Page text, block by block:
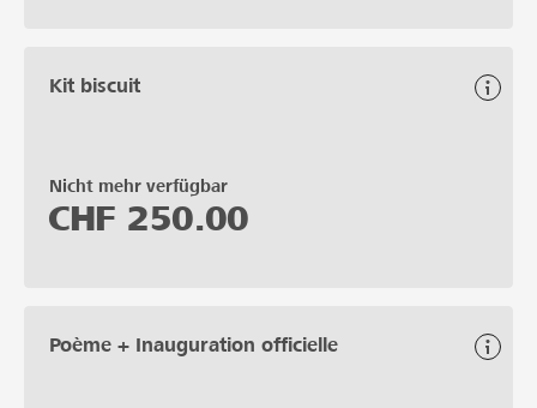
Kit biscuit
Nicht mehr verfügbar
CHF 250.00
Poème + Inauguration officielle